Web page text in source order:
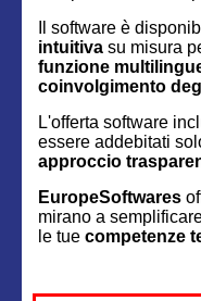
Il software è
intuitiva su misura
funzione
coinvolgimento
L'offerta software
essere addebitati
approccio
EuropeSoftwares
mirano a
le tue competenze